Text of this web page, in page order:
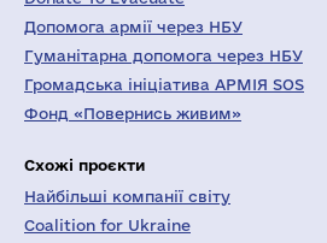
Допомога армії через НБУ
Гуманітарна допомога через НБУ
Громадська ініціатива АРМІЯ SOS
Фонд «Повернись живим»
Схожі проєкти
Найбільші компанії світу
Coalition for Ukraine